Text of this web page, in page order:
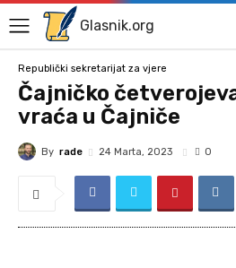
Glasnik.org
Republički sekretarijat za vjere
Čajničko
vraća u Čajniče
By rade 24 Marta, 2023 0